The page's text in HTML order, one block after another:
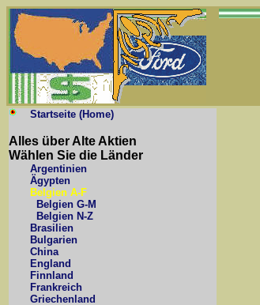
Startseite (Home)
Alles über Alte Aktien
Wählen Sie die Länder
Argentinien
Ägypten
Belgien A-F
Belgien G-M
Belgien N-Z
Brasilien
Bulgarien
China
England
Finnland
Frankreich
Griechenland